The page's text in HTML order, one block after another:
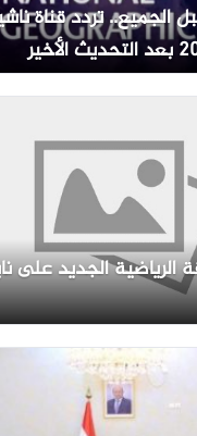
الجميع.. تردد قناة
الرياضية الجديد على